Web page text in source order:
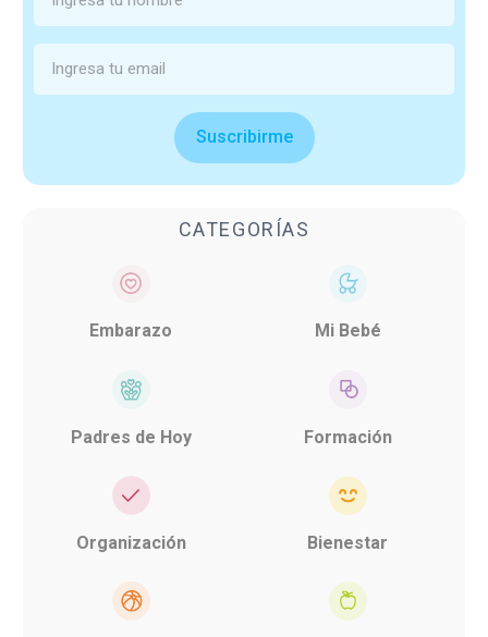
Suscribirme
CATEGORÍAS
Embarazo Mi Bebé
Padres de Hoy Formación
Organización Bienestar